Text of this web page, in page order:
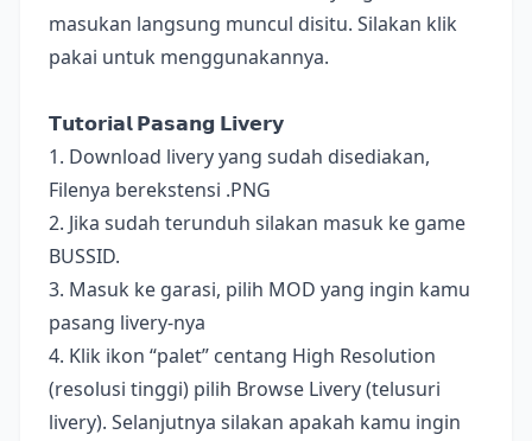
masukan langsung muncul disitu. Silakan klik
pakai untuk menggunakannya.
𝗧𝘂𝘁𝗼𝗿𝗶𝗮𝗹 𝗣𝗮𝘀𝗮𝗻𝗴 𝗟𝗶𝘃𝗲𝗿𝘆
1. Download livery yang sudah disediakan,
Filenya berekstensi .PNG
2. Jika sudah terunduh silakan masuk ke game
BUSSID.
3. Masuk ke garasi, pilih MOD yang ingin kamu
pasang livery-nya
4. Klik ikon “palet” centang High Resolution
(resolusi tinggi) pilih Browse Livery (telusuri
livery). Selanjutnya silakan apakah kamu ingin